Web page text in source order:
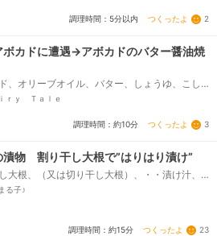
調理時間：5分以内 つくったよ 2
ボカドに遭遇→アボカドのバター醤油焼
、オリーブオイル、バター、しょうゆ、こし
ｒｙ Ｔａｌｅ
調理時間：約10分 つくったよ 3
漬物 割り干し大根で”はりはり漬け”
大根、（又は切り干し大根）、・・漬け汁、
しょうゆ、（あればだし醤油）、酢、みり
る子♪
調理時間：約15分 つくったよ 23